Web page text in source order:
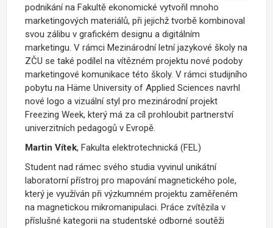
podnikání na Fakultě ekonomické vytvořil mnoho
marketingových materiálů, při jejichž tvorbě kombinoval
svou zálibu v grafickém designu a digitálním
marketingu. V rámci Mezinárodní letní jazykové školy na
ZČU se také podílel na vítězném projektu nové podoby
marketingové komunikace této školy. V rámci studijního
pobytu na Häme University of Applied Sciences navrhl
nové logo a vizuální styl pro mezinárodní projekt
Freezing Week, který má za cíl prohloubit partnerství
univerzitních pedagogů v Evropě.
Martin Vítek, Fakulta elektrotechnická (FEL)
Student nad rámec svého studia vyvinul unikátní
laboratorní přístroj pro mapování magnetického pole,
který je využíván při výzkumném projektu zaměřeném
na magnetickou mikromanipulaci. Práce zvítězila v
příslušné kategorii na studentské odborné soutěži